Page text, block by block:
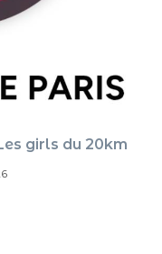
girls du 20km